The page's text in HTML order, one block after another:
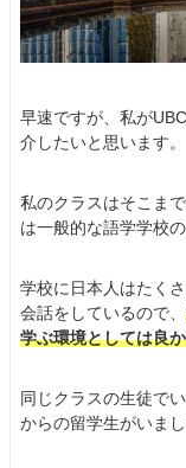
早速ですが、私が
介したいと思います。
私のクラスはそこま
は一般的な語学学校
学校に日本人はたく
会話をしているので、
学ぶ環境としては良
同じクラスの生徒で
からの留学生がいまし